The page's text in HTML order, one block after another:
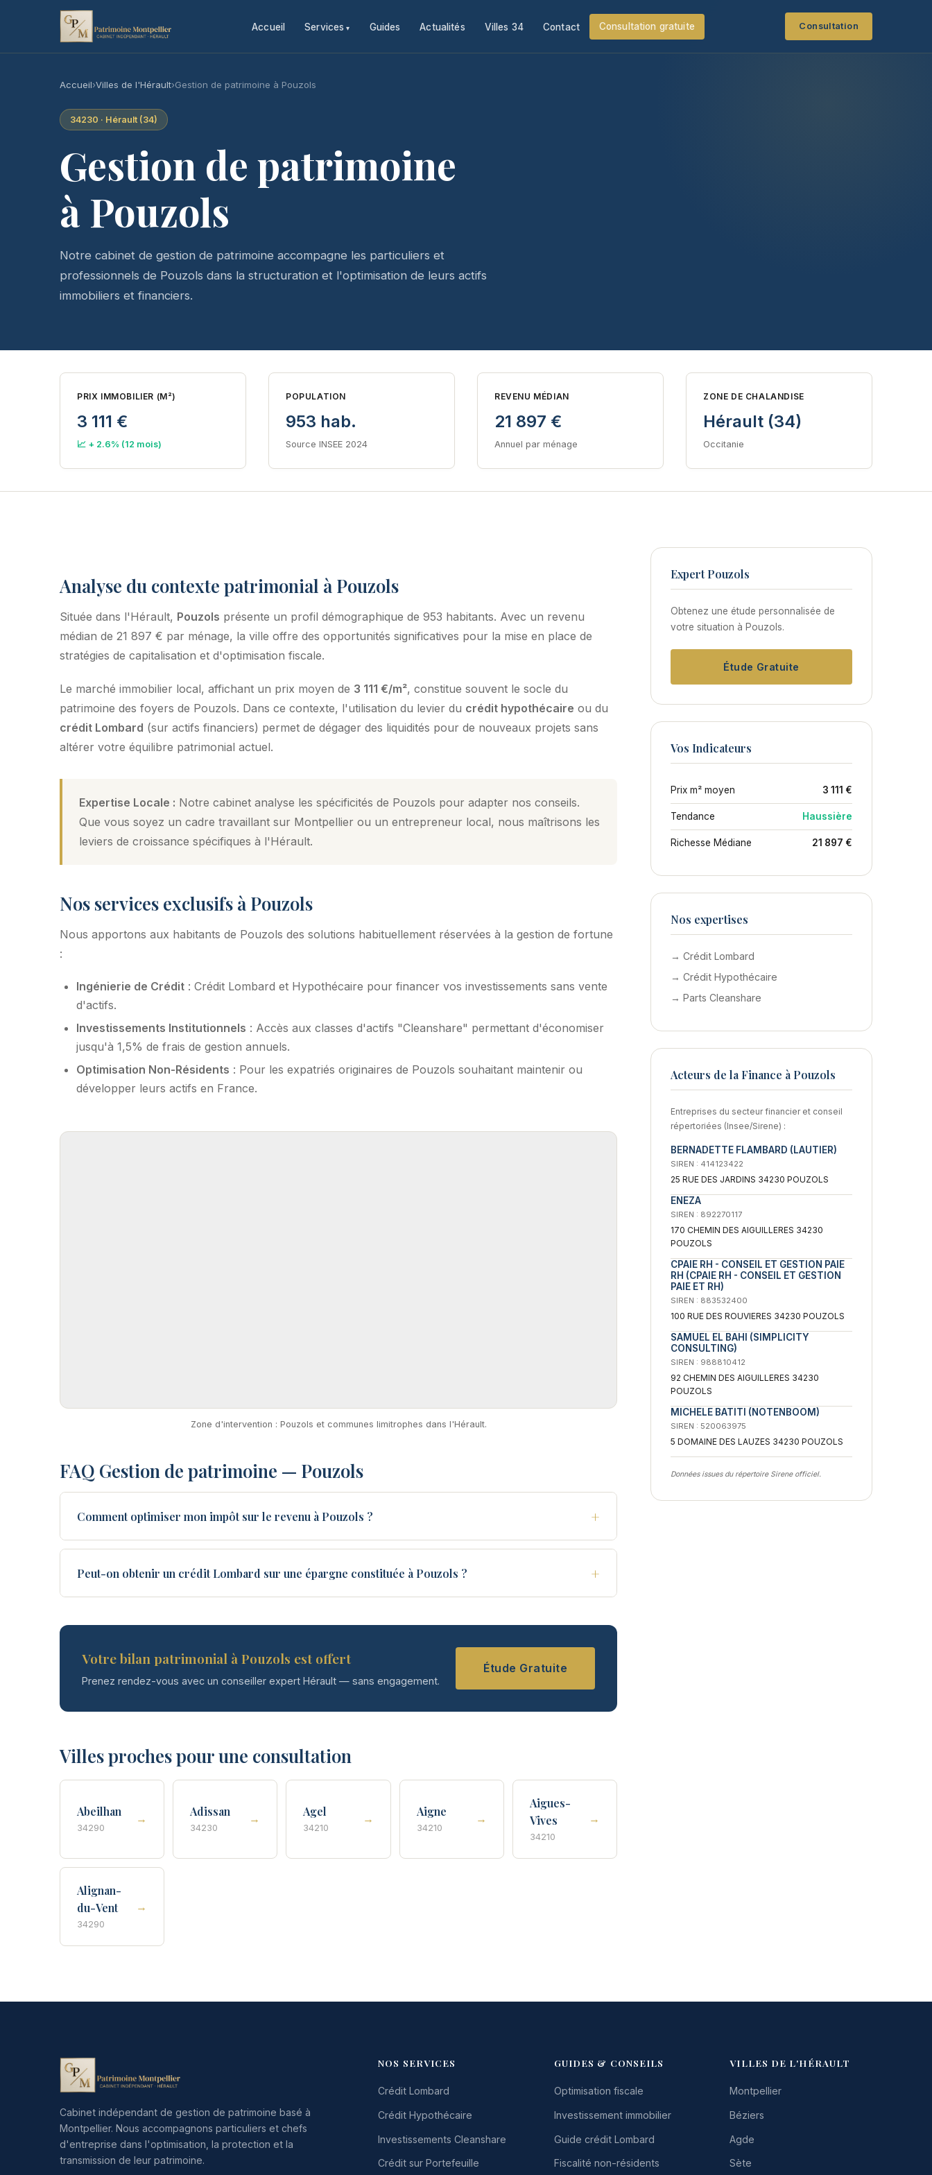
Accueil Services Guides Actualités Villes 34 Contact Consultation gratuite Consultation
Accueil›Villes de l'Hérault›Gestion de patrimoine à Pouzols
34230 · Hérault (34)
Gestion de patrimoine
à Pouzols
Notre cabinet de gestion de patrimoine accompagne les particuliers et
professionnels de Pouzols dans la structuration et l'optimisation de leurs actifs
immobiliers et financiers.
PRIX IMMOBILIER (M²)
3 111 €
📈 + 2.6% (12 mois)
POPULATION
953 hab.
Source INSEE 2024
REVENU MÉDIAN
21 897 €
Annuel par ménage
ZONE DE CHALANDISE
Hérault (34)
Occitanie
Analyse du contexte patrimonial à Pouzols
Située dans l'Hérault, Pouzols présente un profil démographique de 953 habitants. Avec un revenu
médian de 21 897 € par ménage, la ville offre des opportunités significatives pour la mise en place de
stratégies de capitalisation et d'optimisation fiscale.
Le marché immobilier local, affichant un prix moyen de 3 111 €/m², constitue souvent le socle du
patrimoine des foyers de Pouzols. Dans ce contexte, l'utilisation du levier du crédit hypothécaire ou du
crédit Lombard (sur actifs financiers) permet de dégager des liquidités pour de nouveaux projets sans
altérer votre équilibre patrimonial actuel.
Expertise Locale : Notre cabinet analyse les spécificités de Pouzols pour adapter nos conseils.
Que vous soyez un cadre travaillant sur Montpellier ou un entrepreneur local, nous maîtrisons les
leviers de croissance spécifiques à l'Hérault.
Nos services exclusifs à Pouzols
Nous apportons aux habitants de Pouzols des solutions habituellement réservées à la gestion de fortune
:
Ingénierie de Crédit : Crédit Lombard et Hypothécaire pour financer vos investissements sans vente
d'actifs.
Investissements Institutionnels : Accès aux classes d'actifs "Cleanshare" permettant d'économiser
jusqu'à 1,5% de frais de gestion annuels.
Optimisation Non-Résidents : Pour les expatriés originaires de Pouzols souhaitant maintenir ou
développer leurs actifs en France.
Zone d'intervention : Pouzols et communes limitrophes dans l'Hérault.
FAQ Gestion de patrimoine — Pouzols
Comment optimiser mon impôt sur le revenu à Pouzols ? +
Peut-on obtenir un crédit Lombard sur une épargne constituée à Pouzols ? +
Votre bilan patrimonial à Pouzols est offert
Prenez rendez-vous avec un conseiller expert Hérault — sans engagement.
Étude Gratuite
Villes proches pour une consultation
Abeilhan
34290
→
Adissan
34230
→
Agel
34210
→
Aigne
34210
→
Aigues-
Vives
34210
→
Alignan-
du-Vent
34290
→
Expert Pouzols
Obtenez une étude personnalisée de
votre situation à Pouzols.
Étude Gratuite
Vos Indicateurs
Prix m² moyen 3 111 €
Tendance Haussière
Richesse Médiane 21 897 €
Nos expertises
→ Crédit Lombard
→ Crédit Hypothécaire
→ Parts Cleanshare
Acteurs de la Finance à Pouzols
Entreprises du secteur financier et conseil
répertoriées (Insee/Sirene) :
BERNADETTE FLAMBARD (LAUTIER)
SIREN : 414123422
25 RUE DES JARDINS 34230 POUZOLS
ENEZA
SIREN : 892270117
170 CHEMIN DES AIGUILLERES 34230
POUZOLS
CPAIE RH - CONSEIL ET GESTION PAIE
RH (CPAIE RH - CONSEIL ET GESTION
PAIE ET RH)
SIREN : 883532400
100 RUE DES ROUVIERES 34230 POUZOLS
SAMUEL EL BAHI (SIMPLICITY
CONSULTING)
SIREN : 988810412
92 CHEMIN DES AIGUILLERES 34230
POUZOLS
MICHELE BATITI (NOTENBOOM)
SIREN : 520063975
5 DOMAINE DES LAUZES 34230 POUZOLS
Données issues du répertoire Sirene officiel.
Cabinet indépendant de gestion de patrimoine basé à
Montpellier. Nous accompagnons particuliers et chefs
d'entreprise dans l'optimisation, la protection et la
transmission de leur patrimoine.
NOS SERVICES
Crédit Lombard
Crédit Hypothécaire
Investissements Cleanshare
Crédit sur Portefeuille
GUIDES & CONSEILS
Optimisation fiscale
Investissement immobilier
Guide crédit Lombard
Fiscalité non-résidents
VILLES DE L'HÉRAULT
Montpellier
Béziers
Agde
Sète